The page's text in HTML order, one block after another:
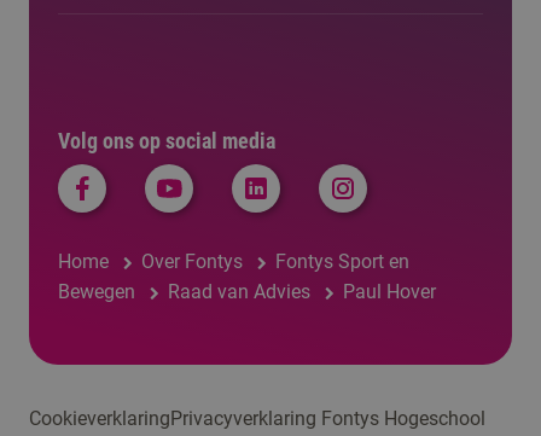
Volg ons op social media
Home Over Fontys
Fontys Sport en
Bewegen
Raad van Advies Paul Hover
CookieverklaringPrivacyverklaring Fontys Hogeschool